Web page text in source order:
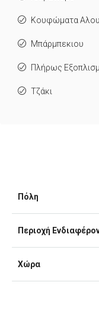
Κουφώματα
Μπάρμπεκιου
Πλήρως
Τζάκι
Πόλη
Περιοχή
Χώρα